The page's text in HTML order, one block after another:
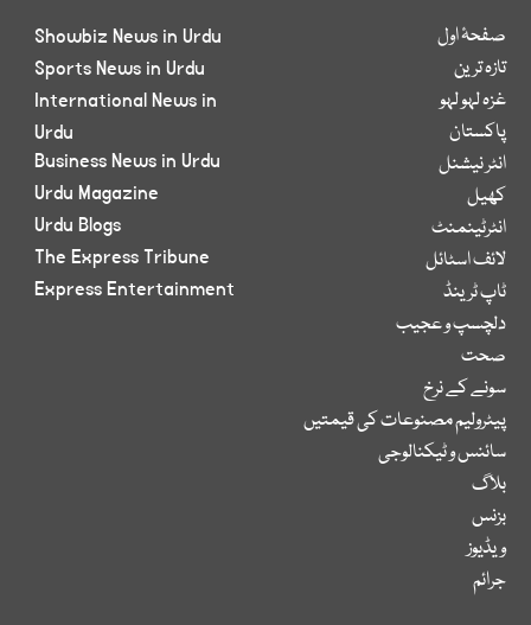
صفحۂ اول
تازہ ترین
غزہ لہو لہو
پاکستان
انٹر نیشنل
کھیل
انٹرٹینمنٹ
لائف اسٹائل
ٹاپ ٹرینڈ
دلچسپ و عجیب
صحت
سونے کے نرخ
پیٹرولیم مصنوعات کی قیمتیں
سائنس و ٹیکنالوجی
بلاگ
بزنس
ویڈیوز
جرائم
Showbiz News in Urdu
Sports News in Urdu
International News in
Urdu
Business News in Urdu
Urdu Magazine
Urdu Blogs
The Express Tribune
Express Entertainment